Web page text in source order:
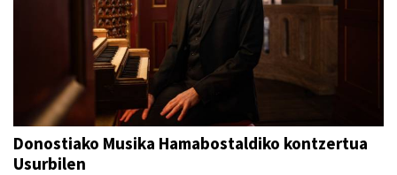
Donostiako Musika Hamabostaldiko kontzertua
Usurbilen